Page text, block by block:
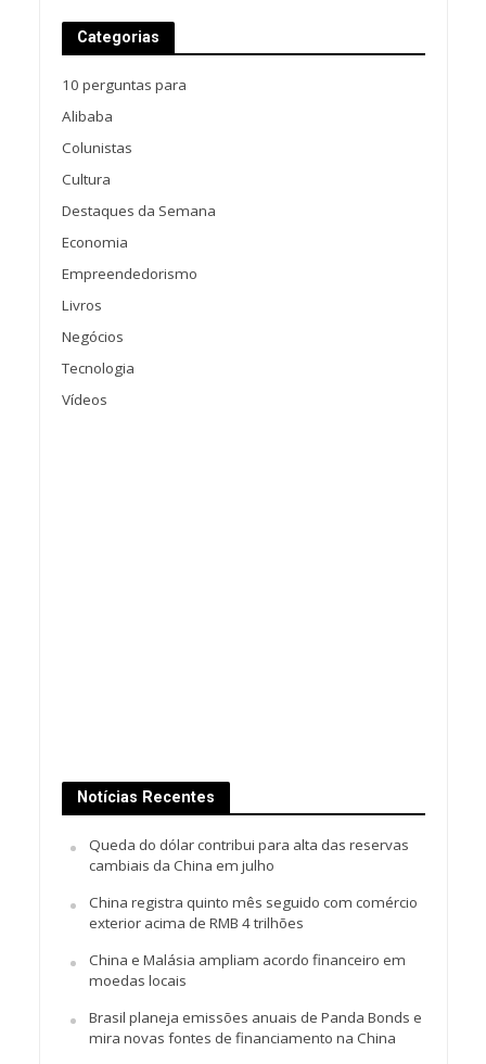
Categorias
10 perguntas para
Alibaba
Colunistas
Cultura
Destaques da Semana
Economia
Empreendedorismo
Livros
Negócios
Tecnologia
Vídeos
Notícias Recentes
Queda do dólar contribui para alta das reservas
cambiais da China em julho
China registra quinto mês seguido com comércio
exterior acima de RMB 4 trilhões
China e Malásia ampliam acordo financeiro em
moedas locais
Brasil planeja emissões anuais de Panda Bonds e
mira novas fontes de financiamento na China